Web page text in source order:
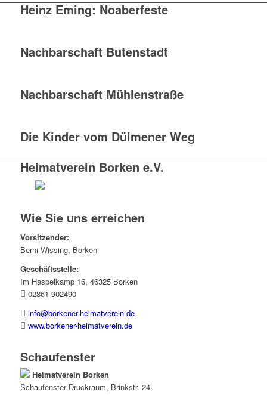
Heinz Eming: Noaberfeste
Nachbarschaft Butenstadt
Nachbarschaft Mühlenstraße
Die Kinder vom Dülmener Weg
Heimatverein Borken e.V.
Wie Sie uns erreichen
Vorsitzender:
Berni Wissing, Borken
Geschäftsstelle:
Im Haspelkamp 16, 46325 Borken
02861 902490
info@borkener-heimatverein.de
www.borkener-heimatverein.de
Schaufenster
Heimatverein Borken
Schaufenster Druckraum, Brinkstr. 24